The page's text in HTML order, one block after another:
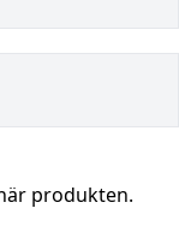
produkten.